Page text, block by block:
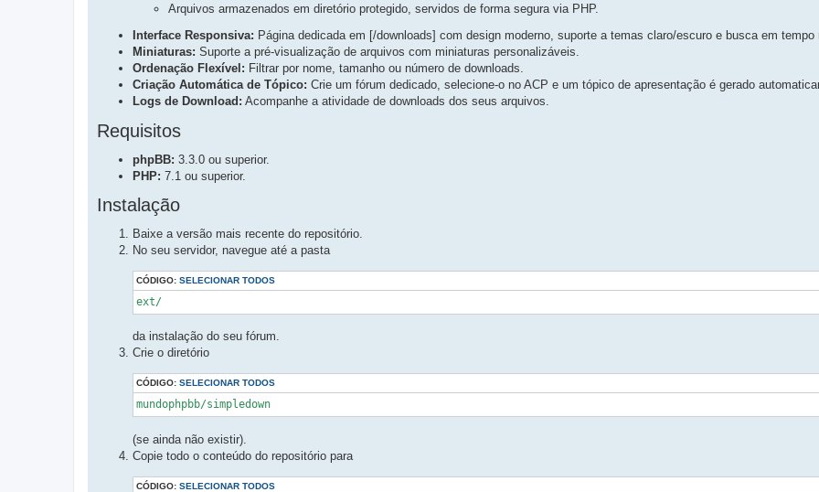
Arquivos armazenados em diretório protegido, servidos de forma segura via PHP.
Interface Responsiva: Página dedicada em [/downloads] com design moderno, suporte a temas claro/escuro e busca em tempo
Miniaturas: Suporte a pré-visualização de arquivos com miniaturas personalizáveis.
Ordenação Flexível: Filtrar por nome, tamanho ou número de downloads.
Criação Automática de Tópico: Crie um fórum dedicado, selecione-o no ACP e um tópico de apresentação é gerado
Logs de Download: Acompanhe a atividade de downloads dos seus arquivos.
Requisitos
phpBB: 3.3.0 ou superior.
PHP: 7.1 ou superior.
Instalação
Baixe a versão mais recente do repositório.
No seu servidor, navegue até a pasta
CÓDIGO: SELECIONAR TODOS
ext/
da instalação do seu fórum.
Crie o diretório
CÓDIGO: SELECIONAR TODOS
mundophpbb/simpledown
(se ainda não existir).
Copie todo o conteúdo do repositório para
CÓDIGO: SELECIONAR TODOS